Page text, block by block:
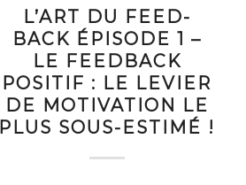
L’ART DU FEED-
BACK ÉPISODE 1 –
LE FEEDBACK
POSITIF : LE LEVIER
DE MOTIVATION LE
PLUS SOUS-ESTIMÉ !